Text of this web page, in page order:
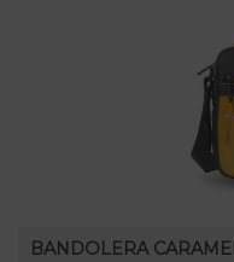
BANDOLERA